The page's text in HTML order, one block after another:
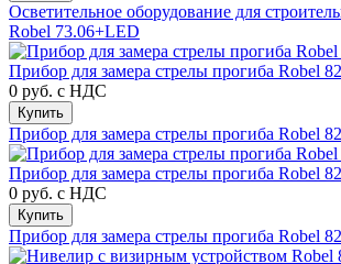
Осветительное оборудование для
Robel 73.06+LED
Прибор для замера стрелы прогиба Robel
0 руб. с НДС
Купить
Прибор для замера стрелы прогиба Robel
Прибор для замера стрелы прогиба Robel
0 руб. с НДС
Купить
Прибор для замера стрелы прогиба Robel